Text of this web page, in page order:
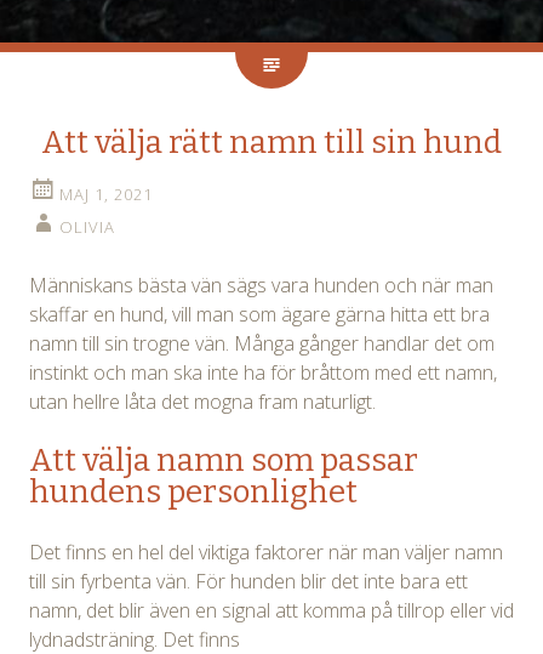
Att välja rätt namn till sin hund
MAJ 1, 2021
OLIVIA
Människans bästa vän sägs vara hunden och när man
skaffar en hund, vill man som ägare gärna hitta ett bra
namn till sin trogne vän. Många gånger handlar det om
instinkt och man ska inte ha för bråttom med ett namn,
utan hellre låta det mogna fram naturligt.
Att välja namn som passar
hundens personlighet
Det finns en hel del viktiga faktorer när man väljer namn
till sin fyrbenta vän. För hunden blir det inte bara ett
namn, det blir även en signal att komma på tillrop eller vid
lydnadsträning. Det finns